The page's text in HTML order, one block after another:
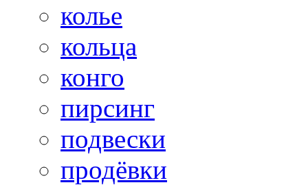
колье
кольца
конго
пирсинг
подвески
продёвки